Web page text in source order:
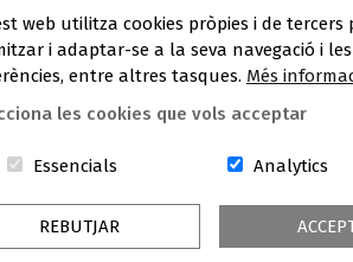
web utilitza cookies pròpies i de tercers
i adaptar-se a la seva navegació i les
entre altres tasques. Més
les cookies que vols acceptar
Essencials Aquestes cookies són
Analytics
REBUTJAR